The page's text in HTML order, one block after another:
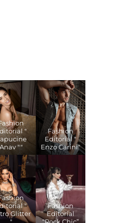
"
Anav ""
Fashion
Editorial "
Enzo Carini"
"
Glitter
"
Fashion
Editorial
“Rock Chic”